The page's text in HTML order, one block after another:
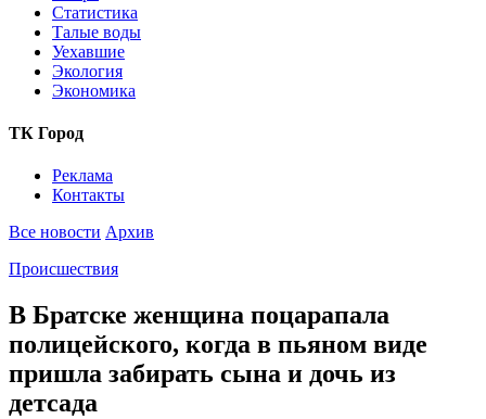
Статистика
Талые воды
Уехавшие
Экология
Экономика
ТК Город
Реклама
Контакты
Все новости Архив
Происшествия
В Братске женщина поцарапала
полицейского, когда в пьяном виде
пришла забирать сына и дочь из
детсада